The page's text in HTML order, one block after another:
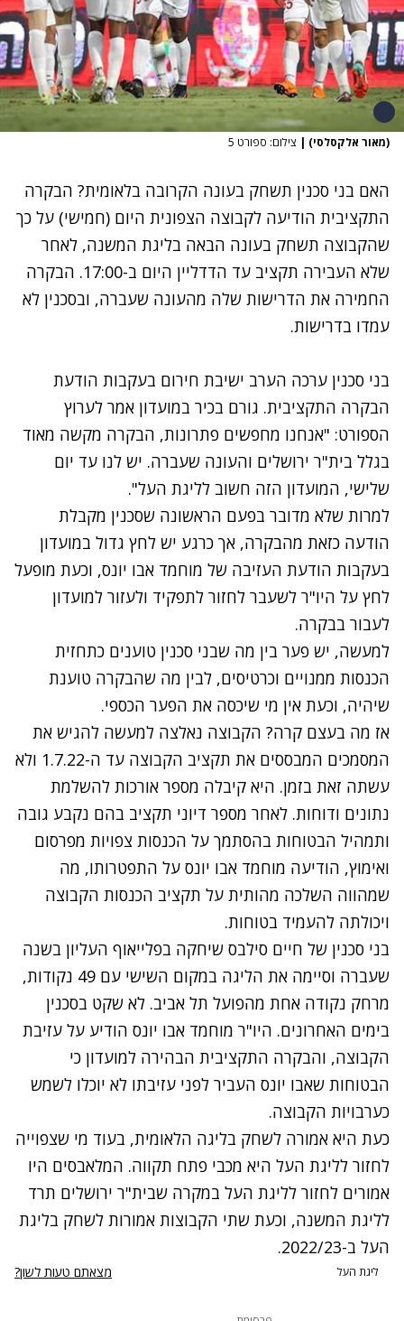
(מאור אלקסלסי) | צילום: ספורט 5
האם בני סכנין תשחק בעונה הקרובה בלאומית? הבקרה
התקציבית הודיעה לקבוצה הצפונית היום (חמישי) על כך
שהקבוצה תשחק בעונה הבאה בליגת המשנה, לאחר
שלא העבירה תקציב עד הדדליין היום ב-17:00. הבקרה
החמירה את הדרישות שלה מהעונה שעברה, ובסכנין לא
עמדו בדרישות.
בני סכנין ערכה הערב ישיבת חירום בעקבות הודעת
הבקרה התקציבית. גורם בכיר במועדון אמר לערוץ
הספורט: "אנחנו מחפשים פתרונות, הבקרה מקשה מאוד
בגלל בית"ר ירושלים והעונה שעברה. יש לנו עד יום
שלישי, המועדון הזה חשוב לליגת העל".
למרות שלא מדובר בפעם הראשונה שסכנין מקבלת
הודעה כזאת מהבקרה, אך כרגע יש לחץ גדול במועדון
בעקבות הודעת העזיבה של מוחמד אבו יונס, וכעת מופעל
לחץ על היו"ר לשעבר לחזור לתפקיד ולעזור למועדון
לעבור בבקרה.
למעשה, יש פער בין מה שבני סכנין טוענים כתחזית
הכנסות ממנויים וכרטיסים, לבין מה שהבקרה טוענת
שיהיה, וכעת אין מי שיכסה את הפער הכספי.
אז מה בעצם קרה? הקבוצה נאלצה למעשה להגיש את
המסמכים המבססים את תקציב הקבוצה עד ה-1.7.22 ולא
עשתה זאת בזמן. היא קיבלה מספר אורכות להשלמת
נתונים ודוחות. לאחר מספר דיוני תקציב בהם נקבע גובה
ותמהיל הבטוחות בהסתמך על הכנסות צפויות מפרסום
ואימוץ, הודיעה מוחמד אבו יונס על התפטרותו, מה
שמהווה השלכה מהותית על תקציב הכנסות הקבוצה
ויכולתה להעמיד בטוחות.
בני סכנין של חיים סילבס שיחקה בפלייאוף העליון בשנה
שעברה וסיימה את הליגה במקום השישי עם 49 נקודות,
מרחק נקודה אחת מהפועל תל אביב. לא שקט בסכנין
בימים האחרונים. היו"ר מוחמד אבו יונס הודיע על עזיבת
הקבוצה, והבקרה התקציבית הבהירה למועדון כי
הבטוחות שאבו יונס העביר לפני עזיבתו לא יוכלו לשמש
כערבויות הקבוצה.
כעת היא אמורה לשחק בליגה הלאומית, בעוד מי שצפוייה
לחזור לליגת העל היא מכבי פתח תקווה. המלאבסים היו
אמורים לחזור לליגת העל במקרה שבית"ר ירושלים תרד
לליגת המשנה, וכעת שתי הקבוצות אמורות לשחק בליגת
העל ב-2022/23.
ליגת העל מצאתם טעות לשון?